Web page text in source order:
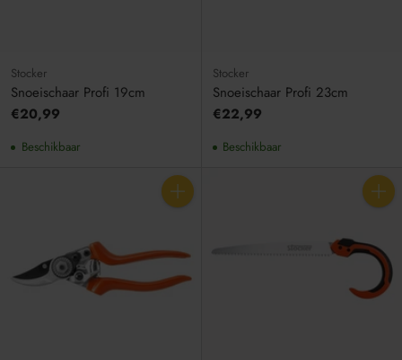
Stocker
Snoeischaar Profi 19cm
€20,99
Beschikbaar
Stocker
Snoeischaar Profi 23cm
€22,99
Beschikbaar
Aantal Aantal